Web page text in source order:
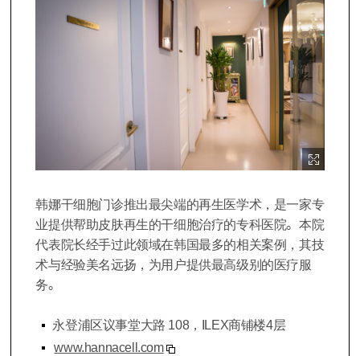
이미지 확대보기
韩娜干细胞门诊推出最尖端的再生医学术，是一家专
业提供帮助皮肤再生的干细胞治疗的专科医院。本院
代表院长经手过此领域在韩国最多的相关案例，其技
术与经验美名远扬，为用户提供最高级别的医疗服
务。
永登浦区议事堂大路 108，ILEX商铺楼4层
www.hannacell.com